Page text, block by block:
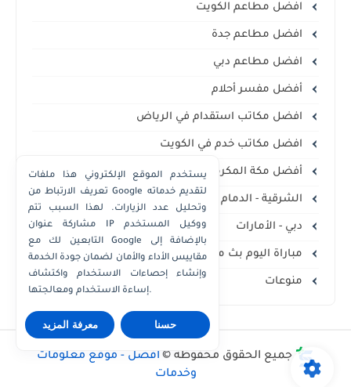
افضل مطاعم الكويت
افضل مطاعم جدة
افضل مطاعم دبي
أفضل مفسر أحلام
افضل مكاتب استقدام في الرياض
افضل مكاتب خدم في الكويت
أفضل مكة المكرمة
الشرقية - الدمام الخبر
دبي - الأمارات
مباراة اليوم بث مباشر
منوعات
جميع الحقوق محفوظة © أفضل - موقع معلومات
وخدمات
يستخدم الموقع الإلكتروني هذا ملفات
تعريف الارتباط من Google لتقديم خدماته
وتحليل عدد الزيارات. لهذا السبب تتم
مشاركة عنوان IP ووكيل المستخدم
التابعين لك مع Google بالإضافة إلى
مقاييس الأداء والأمان لضمان جودة الخدمة
وإنشاء إحصاءات الاستخدام واكتشاف
إساءة الاستخدام ومعالجتها.
معرفة المزيد حسنا